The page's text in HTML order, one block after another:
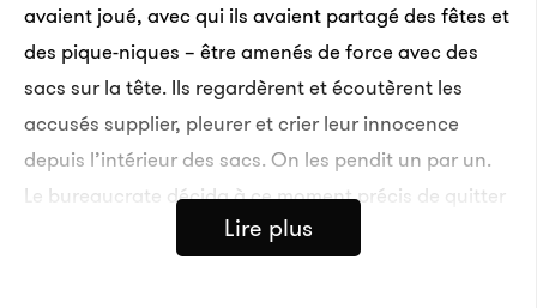
avaient joué, avec qui ils avaient partagé des fêtes et
des pique-niques – être amenés de force avec des
sacs sur la tête. Ils regardèrent et écoutèrent les
accusés supplier, pleurer et crier leur innocence
depuis l’intérieur des sacs. On les pendit un par un.
Le bureaucrate décida à ce moment précis de quitter
Je ne pouvais pas vivre dans un pays où il se
Lire plus